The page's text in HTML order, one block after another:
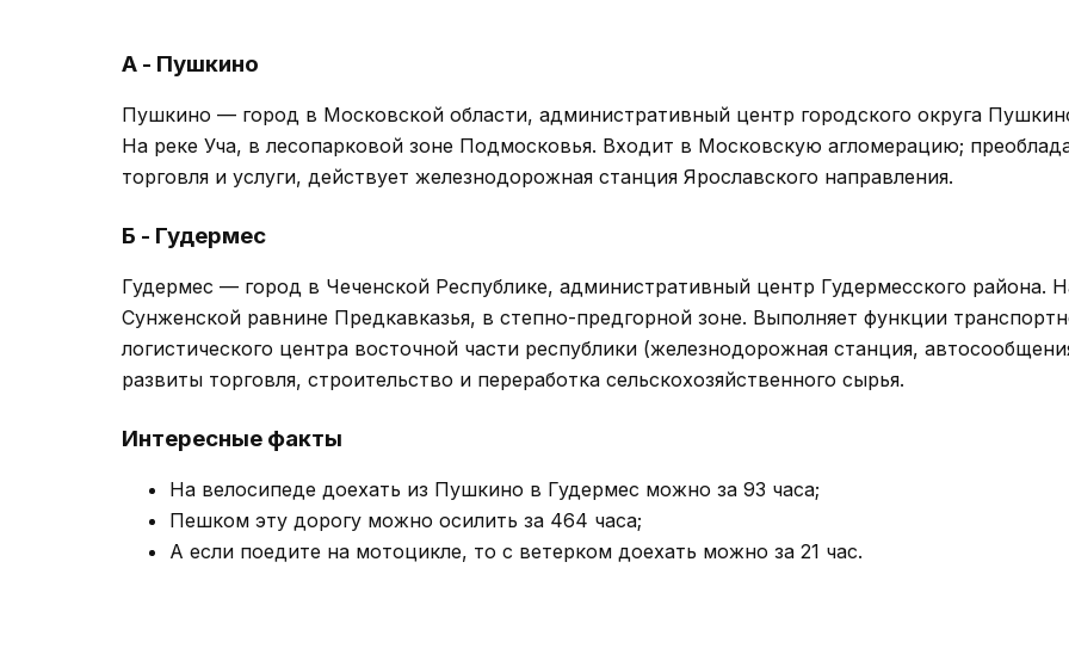
А - Пушкино
Пушкино — город в Московской области, административный центр городского округа
На реке Уча, в лесопарковой зоне Подмосковья. Входит в Московскую агломерацию;
торговля и услуги, действует железнодорожная станция Ярославского направления.
Б - Гудермес
Гудермес — город в Чеченской Республике, административный центр Гудермесского района.
Сунженской равнине Предкавказья, в степно-предгорной зоне. Выполняет функции
логистического центра восточной части республики (железнодорожная станция,
развиты торговля, строительство и переработка сельскохозяйственного сырья.
Интересные факты
На велосипеде доехать из Пушкино в Гудермес можно за 93 часа;
Пешком эту дорогу можно осилить за 464 часа;
А если поедите на мотоцикле, то с ветерком доехать можно за 21 час.